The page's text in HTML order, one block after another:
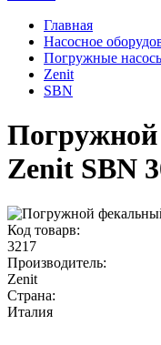
Главная
Насосное
Погружные
Zenit
SBN
Zenit SBN
Код товарв:
3217
Производитель:
Zenit
Страна:
Италия